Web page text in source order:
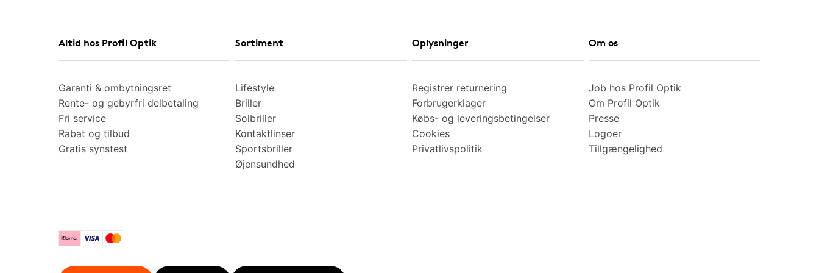
Altid hos Profil Optik
Garanti & ombytningsret
Rente- og gebyrfri delbetaling
Fri service
Rabat og tilbud
Gratis synstest
Sortiment
Lifestyle
Briller
Solbriller
Kontaktlinser
Sportsbriller
Øjensundhed
Oplysninger
Registrer returnering
Forbrugerklager
Købs- og leveringsbetingelser
Cookies
Privatlivspolitik
Om os
Job hos Profil Optik
Om Profil Optik
Presse
Logoer
Tillgængelighed
KlarnaVisa Mastercard